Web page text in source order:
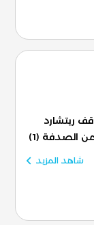
ريتشارد
الصدفة (1)
شاهد المزيد